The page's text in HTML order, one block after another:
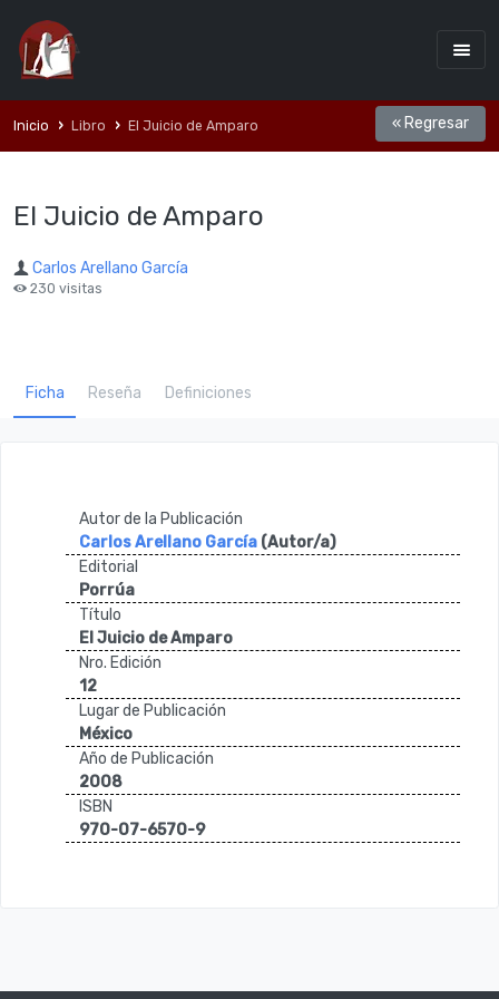
Inicio Libro El Juicio de Amparo « Regresar
El Juicio de Amparo
Carlos Arellano Garcí­a
230 visitas
Ficha Reseña Definiciones
Autor de la Publicación
Carlos Arellano Garcí­a (Autor/a)
Editorial
Porrúa
Título
El Juicio de Amparo
Nro. Edición
12
Lugar de Publicación
México
Año de Publicación
2008
ISBN
970-07-6570-9